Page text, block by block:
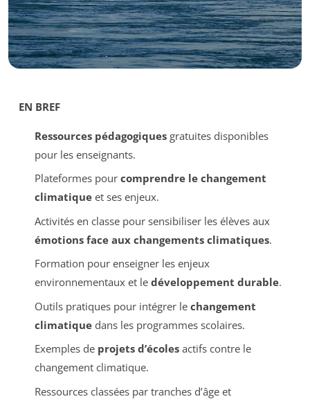
EN BREF
Ressources pédagogiquesgratuites disponibles
pour les enseignants.
Plateformes pour comprendre le changement
climatiqueet ses enjeux.
Activités en classe pour sensibiliser les élèves aux
émotions face aux changements climatiques.
Formation pour enseigner les enjeux
environnementaux et le développement durable.
Outils pratiques pour intégrer le changement
climatiquedans les programmes scolaires.
Exemples de projets d’écolesactifs contre le
changement climatique.
Ressources classées par tranches d’âge et